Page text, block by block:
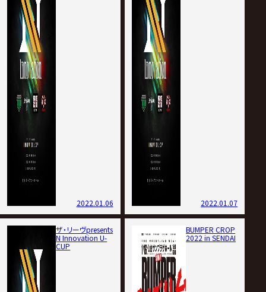
2022.01.06 2022.01.07
ザ・リーヴpresents
N Innovation U-
CUP
BUMPER CROP
2022 in SENDAI